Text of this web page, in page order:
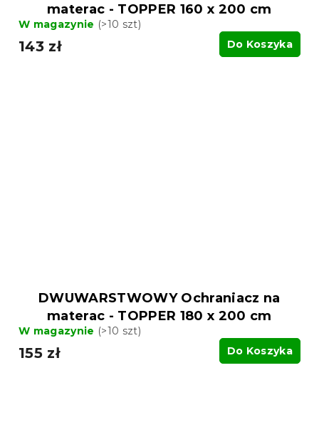
materac - TOPPER 160 x 200 cm
W magazynie (>10 szt)
143 zł Do Koszyka
DWUWARSTWOWY Ochraniacz na
materac - TOPPER 180 x 200 cm
W magazynie (>10 szt)
155 zł Do Koszyka